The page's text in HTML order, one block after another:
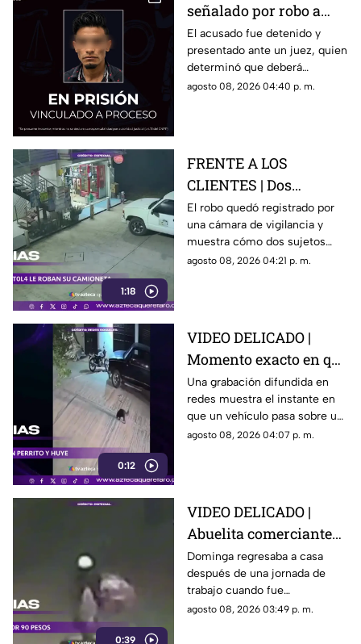
señalado por robo a
una casa en Santa Rosa
Jáuregui
El acusado fue detenido y
presentado ante un juez, quien
determinó que deberá
permanecer en prisión
agosto 08, 2026 04:40 p. m.
1:18
FRENTE A LOS
CLIENTES | Dos
hombres enc4ñonan a
conductor y se llevan
su camioneta
El robo quedó registrado por
una cámara de vigilancia y
muestra cómo dos sujetos
obligaron a un conductor y a
agosto 08, 2026 04:21 p. m.
0:12
VIDEO DELICADO |
Momento exacto en que
camioneta atropella a
un perro y conductor
escapa
Una grabación difundida en
redes muestra el instante en
que un vehículo pasa sobre un
perro y continúa su camino sin
agosto 08, 2026 04:07 p. m.
0:39
VIDEO DELICADO |
Abuelita comerciante
es as3sin4da en Puebla
por 90 pesos
Dominga regresaba a casa
después de una jornada de
trabajo cuando fue
interceptada por un hombre
agosto 08, 2026 03:49 p. m.